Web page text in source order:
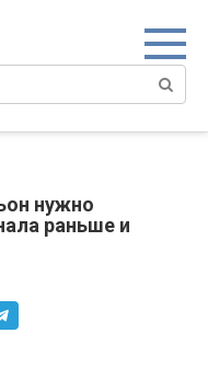
нужно
раньше и